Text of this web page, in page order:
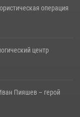
операция
центр
Пияшев – герой